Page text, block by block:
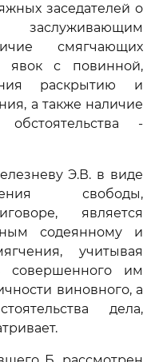
заседателей о
смягчающих
явок с повинной,
раскрытию и
а также наличие
обстоятельства -
Э.В. в виде
свободы,
является
содеянному и
учитывая
совершенного им
виновного, а
дела,